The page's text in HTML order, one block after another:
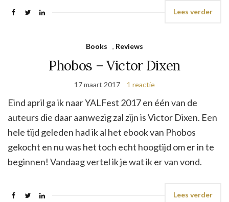
Lees verder
Books , Reviews
Phobos – Victor Dixen
17 maart 2017 1 reactie
Eind april ga ik naar YALFest 2017 en één van de
auteurs die daar aanwezig zal zijn is Victor Dixen. Een
hele tijd geleden had ik al het ebook van Phobos
gekocht en nu was het toch echt hoogtijd om er in te
beginnen! Vandaag vertel ik je wat ik er van vond.
Lees verder